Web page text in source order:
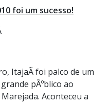
foi um sucesso!
ItajaÃ­ foi palco de um
pÃºblico ao
Aconteceu a